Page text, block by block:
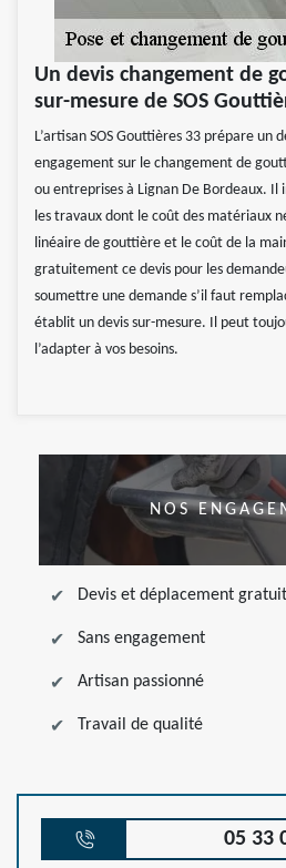
Un devis changement de
sur-mesure de SOS
L’artisan SOS Gouttières 33 prépare un
engagement sur le changement de
ou entreprises à Lignan De Bordeaux. Il
les travaux dont le coût des matériaux
linéaire de gouttière et le coût de la
gratuitement ce devis pour les
soumettre une demande s’il faut
établit un devis sur-mesure. Il peut
l’adapter à vos besoins.
NOS
Devis et déplacement
Sans engagement
Artisan passionné
Travail de qualité
05 33